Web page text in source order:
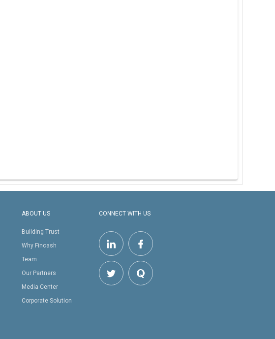
ABOUT US
Building Trust
Why Fincash
Team
Our Partners
Media Center
Corporate Solution
CONNECT WITH US